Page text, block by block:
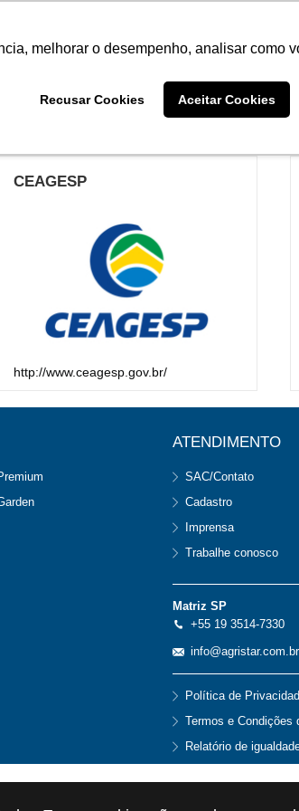
melhorar o desempenho, analisar como
Recusar Cookies Aceitar Cookies
CEAGESP
http://www.ceagesp.gov.br/
ATENDIMENTO
SAC/Contato
Cadastro
Imprensa
Trabalhe conosco
Matriz SP
+55 19 3514-7330
info@agristar.com.br
Política de
Termos e Condições
Relatório de